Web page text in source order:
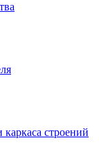
каркаса строений